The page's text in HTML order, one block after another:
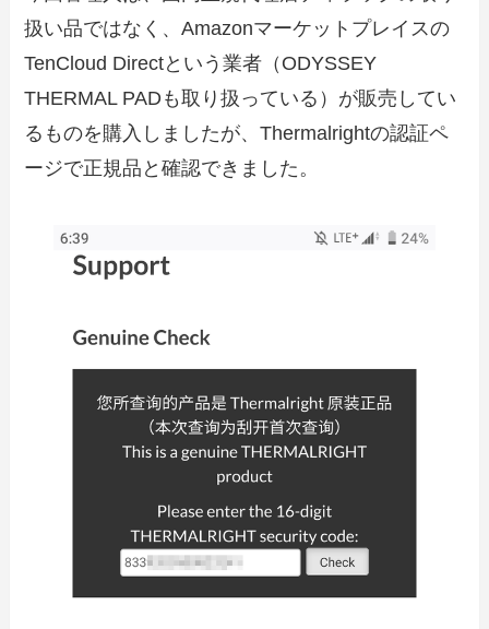
扱い品ではなく、Amazonマーケットプレイスの
TenCloud Directという業者（ODYSSEY
THERMAL PADも取り扱っている）が販売してい
るものを購入しましたが、Thermalrightの認証ペ
ージで正規品と確認できました。